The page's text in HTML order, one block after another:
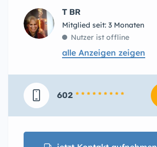
T BR
Mitglied seit: 3 Monaten
Nutzer ist offline
alle Anzeigen zeigen
602 * * * * * * * * *